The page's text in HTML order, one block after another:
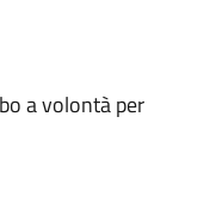
a volontà per